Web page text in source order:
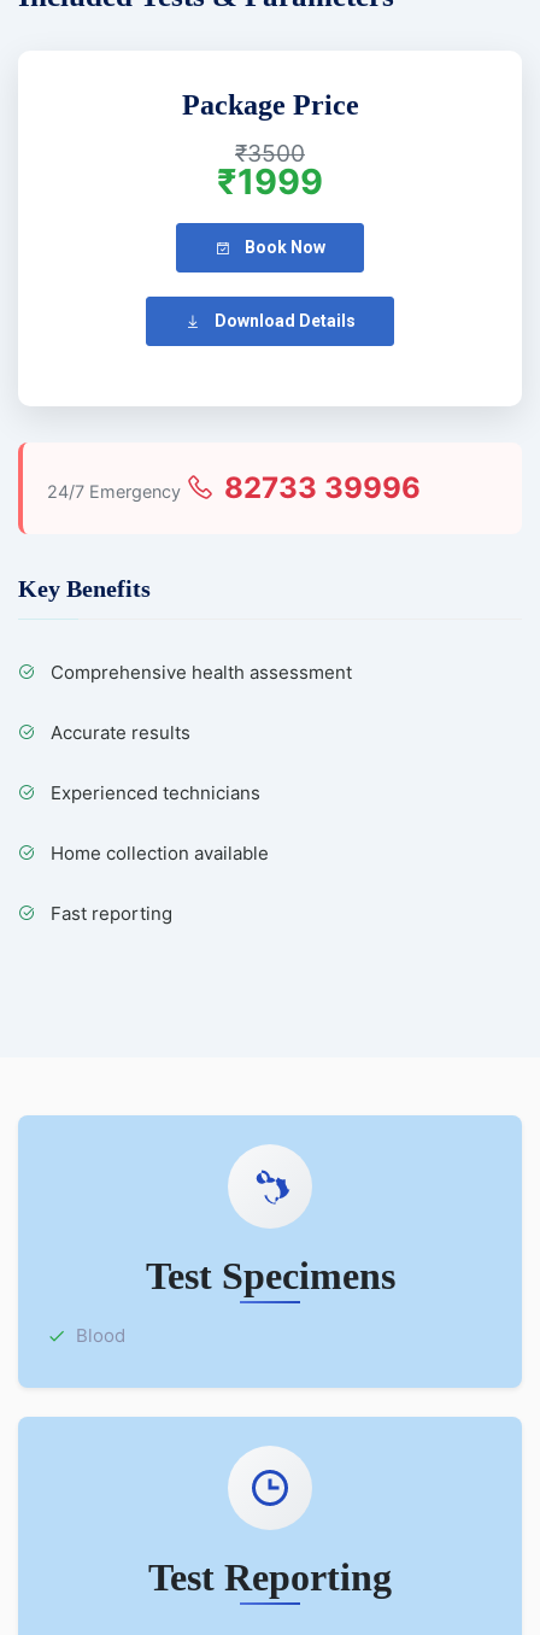
Package Price
₹3500
₹1999
Book Now
Download Details
24/7 Emergency 82733 39996
Key Benefits
Comprehensive health assessment
Accurate results
Experienced technicians
Home collection available
Fast reporting
Test Specimens
Blood
Test Reporting